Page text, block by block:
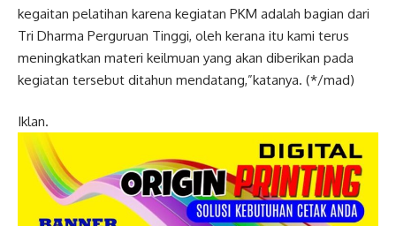
kegaitan pelatihan karena kegiatan PKM adalah bagian dari
Tri Dharma Perguruan Tinggi, oleh kerana itu kami terus
meningkatkan materi keilmuan yang akan diberikan pada
kegiatan tersebut ditahun mendatang,”katanya. (*/mad)
Iklan.